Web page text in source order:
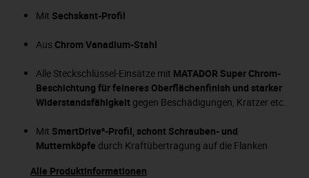
Mit Sechskant-Profil
Aus Chrom Vanadium-Stahl
Alle Steckschlüssel-Einsätze mit MATADOR Super Chrom-
Beschichtung für feineres Oberflächenfinish und starker
Widerstandsfähigkeit gegen Beschädigungen, Kratzer etc.
Mit SmartDrive²-Profil, schont Schrauben- und
Mutternköpfe durch Kraftübertragung auf die Flanken
Alle Produktinformationen